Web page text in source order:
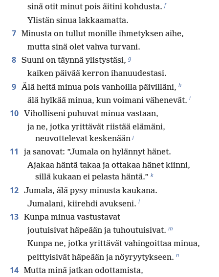
sinä otit minut pois äitini kohdusta. f
Ylistän sinua lakkaamatta.
7 Minusta on tullut monille ihmetyksen aihe,
mutta sinä olet vahva turvani.
8 Suuni on täynnä ylistystäsi, g
kaiken päivää kerron ihanuudestasi.
9 Älä heitä minua pois vanhoilla päivilläni, h
älä hylkää minua, kun voimani vähenevät. i
10 Viholliseni puhuvat minua vastaan,
ja ne, jotka yrittävät riistää elämäni,
neuvottelevat keskenään j
11
ja sanovat: ”Jumala on hylännyt hänet.
Ajakaa häntä takaa ja ottakaa hänet kiinni,
sillä kukaan ei pelasta häntä.” k
12 Jumala, älä pysy minusta kaukana.
Jumalani, kiirehdi avukseni. l
13 Kunpa minua vastustavat
joutuisivat häpeään ja tuhoutuisivat. m
Kunpa ne, jotka yrittävät vahingoittaa minua,
peittyisivät häpeään ja nöyryytykseen. n
14 Mutta minä jatkan odottamista,